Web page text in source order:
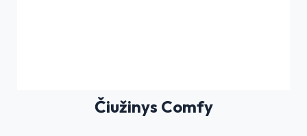
Čiužinys Comfy